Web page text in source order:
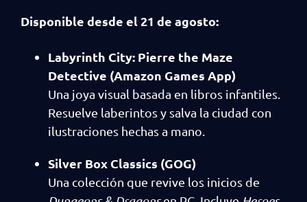
Disponible desde el 21 de agosto:
Labyrinth City: Pierre the Maze
Detective (Amazon Games App)
Una joya visual basada en libros infantiles.
Resuelve laberintos y salva la ciudad con
ilustraciones hechas a mano.
Silver Box Classics (GOG)
Una colección que revive los inicios de